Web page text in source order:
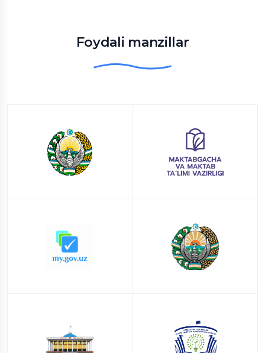
Foydali manzillar